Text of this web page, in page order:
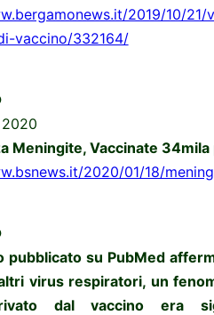
2019/10/
vaccino/332164/
Meningite, Vaccinate
2020/01/18/
pubblicato su PubMed
virus respiratori, un
dal vaccino era